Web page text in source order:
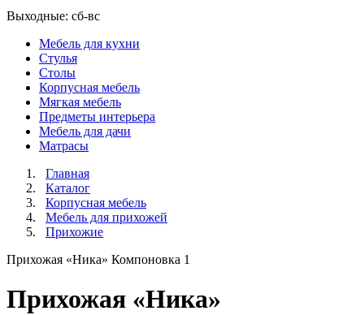
Выходные: сб-вc
Мебель для кухни
Стулья
Столы
Корпусная мебель
Мягкая мебель
Предметы интерьера
Мебель для дачи
Матраcы
Главная
Каталог
Корпусная мебель
Мебель для прихожей
Прихожие
Прихожая «Ника» Компоновка 1
Прихожая «Ника»